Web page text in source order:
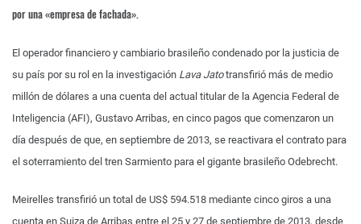
por una «empresa de fachada».
El operador financiero y cambiario brasileño condenado por la justicia de
su país por su rol en la investigación Lava Jatotransfirió más de medio
millón de dólares a una cuenta del actual titular de la Agencia Federal de
Inteligencia (AFI), Gustavo Arribas, en cinco pagos que comenzaron un
día después de que, en septiembre de 2013, se reactivara el contrato para
el soterramiento del tren Sarmiento para el gigante brasileño Odebrecht.
Meirelles transfirió un total de US$ 594.518 mediante cinco giros a una
cuenta en Suiza de Arribas entre el 25 y 27 de septiembre de 2013, desde